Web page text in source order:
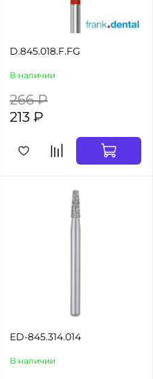
D.845.018.F.FG
В наличии
266 ₽
213 ₽
ED-845.314.014
В наличии